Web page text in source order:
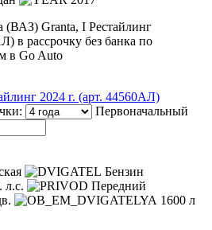
2024 г. (арт. 44560АЛ)
Первоначальный
Бензин
л.с.
Передний
1600 л